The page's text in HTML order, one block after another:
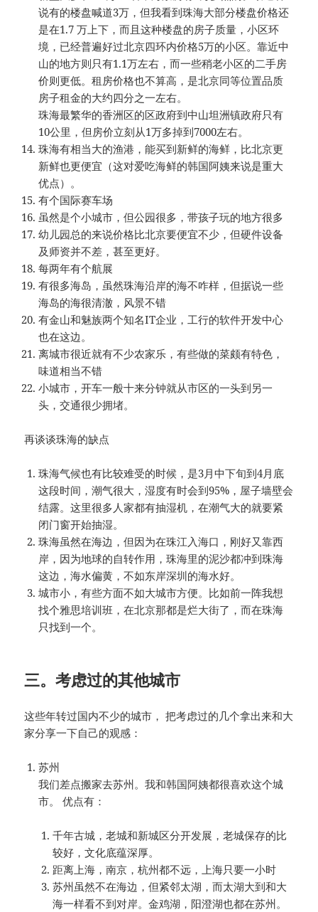
说有的楼盘喊道3万，但我看到珠海大部分楼盘价格还
是在1.7 万上下，而且这种楼盘的房子质量，小区环
境，已经普遍好过北京四环内价格5万的小区。靠近中
山的地方则只有1.1万左右，而一些稍老小区的二手房
价则更低。租房价格也不算高，是北京同等位置品质
房子租金的大约四分之一左右。
珠海最繁华的香洲区的区政府到中山坦洲镇政府只有
10公里，但房价立刻从1万多掉到7000左右。
珠海有相当大的渔港，能买到新鲜的海鲜，比北京更
新鲜也更便宜（这对爱吃海鲜的韩国阿姨来说是重大
优点）。
有个国际赛车场
虽然是个小城市，但公园很多，带孩子玩的地方很多
幼儿园总的来说价格比北京要便宜不少，但硬件设备
及师资并不差，甚至更好。
每两年有个航展
有很多海岛，虽然珠海沿岸的海不咋样，但据说一些
海岛的海很清澈，风景不错
有金山和魅族两个知名IT企业，工行的软件开发中心
也在这边。
离城市很近就有不少农家乐，有些做的菜颇有特色，
味道相当不错
小城市，开车一般十来分钟就从市区的一头到另一
头，交通很少拥堵。
再谈谈珠海的缺点
珠海气候也有比较难受的时候，是3月中下旬到4月底
这段时间，潮气很大，湿度有时会到95%，屋子墙壁会
结露。这里很多人家都有抽湿机，在潮气大的就要紧
闭门窗开始抽湿。
珠海虽然在海边，但因为在珠江入海口，刚好又靠西
岸，因为地球的自转作用，珠海里的泥沙都冲到珠海
这边，海水偏黄，不如东岸深圳的海水好。
城市小，有些方面不如大城市方便。比如前一阵我想
找个雅思培训班，在北京那都是烂大街了，而在珠海
只找到一个。
三。考虑过的其他城市
这些年转过国内不少的城市， 把考虑过的几个拿出来和大
家分享一下自己的观感：
苏州
我们差点搬家去苏州。我和韩国阿姨都很喜欢这个城
市。 优点有：
千年古城，老城和新城区分开发展，老城保存的比
较好，文化底蕴深厚。
距离上海，南京，杭州都不远，上海只要一小时
苏州虽然不在海边，但紧邻太湖，而太湖大到和大
海一样看不到对岸。金鸡湖，阳澄湖也都在苏州。